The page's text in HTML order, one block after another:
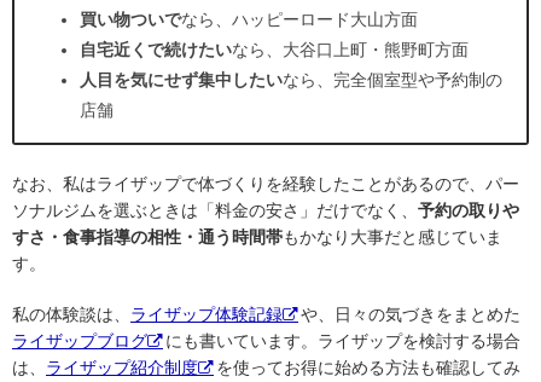
買い物ついでなら、ハッピーロード大山方面
自宅近くで続けたいなら、大谷口上町・熊野町方面
人目を気にせず集中したいなら、完全個室型や予約制の
店舗
なお、私はライザップで体づくりを経験したことがあるので、パー
ソナルジムを選ぶときは「料金の安さ」だけでなく、 予約の取りや
すさ・食事指導の相性・通う時間帯もかなり大事だと感じていま
す。
私の体験談は、 ライザップ体験記録
や、日々の気づきをまとめた
ライザップブログ
にも書いています。ライザップを検討する場合
は、 ライザップ紹介制度
を使ってお得に始める方法も確認してみ